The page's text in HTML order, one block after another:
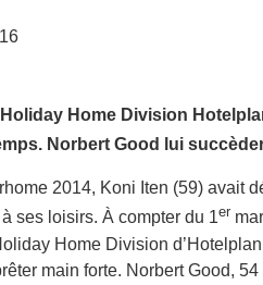
Home Division
Norbert Good lui
2014, Koni Iten (59) avait
ses loisirs. À compter du 1er
Home Division
main forte. Norbert Good,